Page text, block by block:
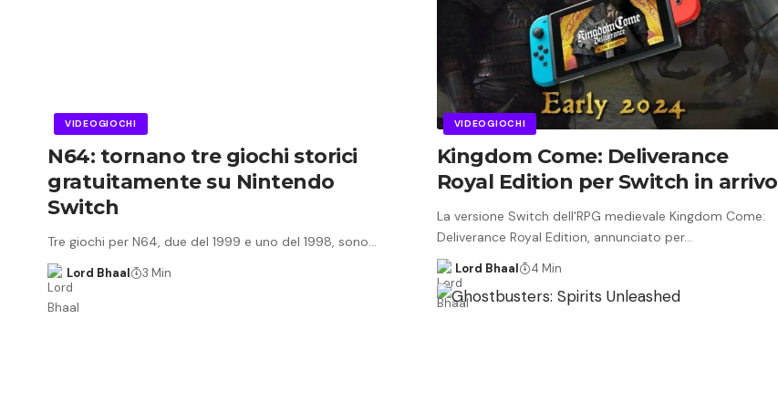
VIDEOGIOCHI
N64: tornano tre giochi storici
gratuitamente su Nintendo
Switch
Tre giochi per N64, due del 1999 e uno del 1998, sono…
Lord Bhaal 3 Min
VIDEOGIOCHI
Kingdom Come: Deliverance
Royal Edition per Switch in arrivo
La versione Switch dell'RPG medievale Kingdom Come:
Deliverance Royal Edition, annunciato per…
Lord Bhaal 4 Min